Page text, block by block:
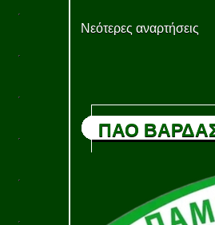
Νεότερες αναρτήσεις
ΠΑΟ